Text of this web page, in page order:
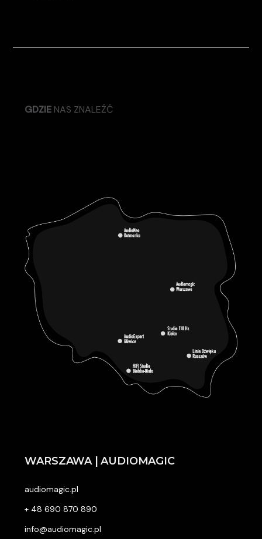
GDZIE NAS ZNALEŹĆ
WARSZAWA | AUDIOMAGIC
audiomagic.pl
+ 48 690 870 890
info@audiomagic.pl